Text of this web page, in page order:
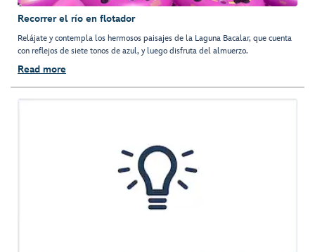
Recorrer el río en flotador
Relájate y contempla los hermosos paisajes de la Laguna Bacalar, que cuenta
con reflejos de siete tonos de azul, y luego disfruta del almuerzo.
Read more